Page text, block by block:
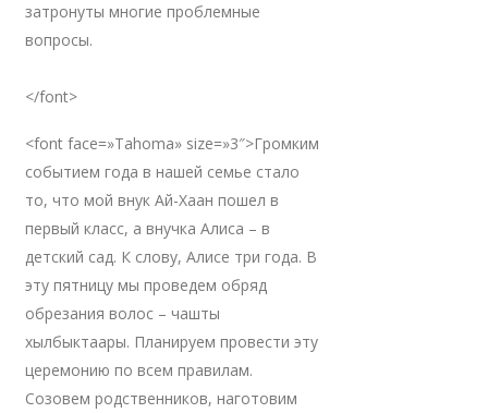
затронуты многие проблемные
вопросы.
</font>
<font face=»Tahoma» size=»3″>Громким
событием года в нашей семье стало
то, что мой внук Ай-Хаан пошел в
первый класс, а внучка Алиса – в
детский сад. К слову, Алисе три года. В
эту пятницу мы проведем обряд
обрезания волос – чашты
хылбыктаары. Планируем провести эту
церемонию по всем правилам.
Созовем родственников, наготовим